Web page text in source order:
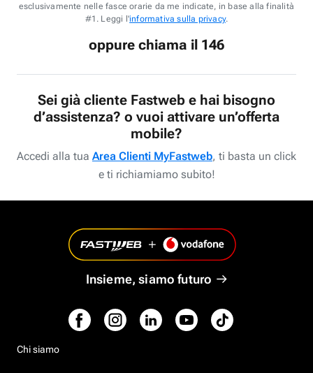
esclusivamente nelle fasce orarie da me indicate, in base alla finalità
#1. Leggi l'informativa sulla privacy.
oppure chiama il 146
Sei già cliente Fastweb e hai bisogno
d’assistenza? o vuoi attivare un’offerta
mobile?
Accedi alla tua Area Clienti MyFastweb, ti basta un click
e ti richiamiamo subito!
Insieme, siamo futuro
Chi siamo